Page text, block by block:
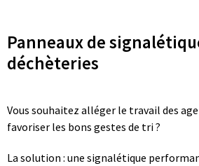
Panneaux de
déchèteries
Vous souhaitez alléger le travail des
favoriser les bons gestes de tri ?
La solution : une signalétique